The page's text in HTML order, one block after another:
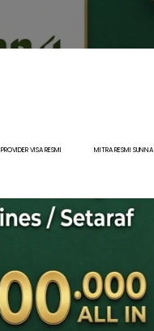
PROVIDER VISA RESMI MITRA RESMI SUNNA